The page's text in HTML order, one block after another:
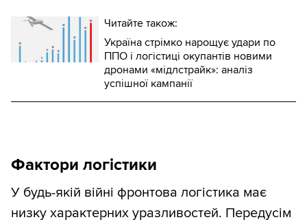
Читайте також:
Україна стрімко нарощує удари по
ППО і логістиці окупантів новими
дронами «мідлстрайк»: аналіз
успішної кампанії
Фактори логістики
У будь-якій війні фронтова логістика має
низку характерних уразливостей. Передусім